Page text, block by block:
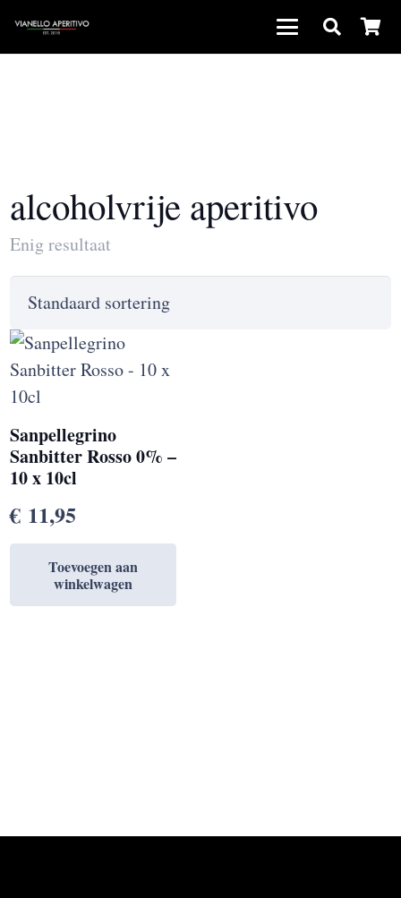
alcoholvrije aperitivo
Enig resultaat
Sanpellegrino
Sanbitter Rosso 0% –
10 x 10cl
€ 11,95
Toevoegen aan
winkelwagen